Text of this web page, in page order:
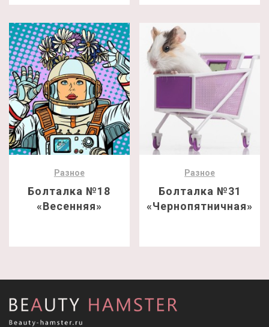
Разное
Болталка №18
«Весенняя»
Разное
Болталка №31
«Чернопятничная»